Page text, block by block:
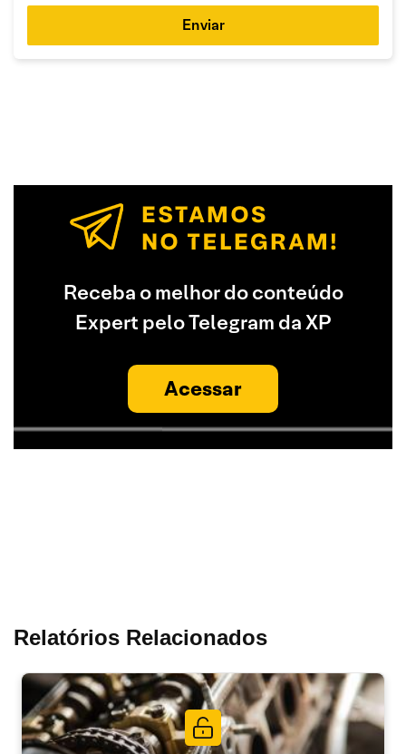
Enviar
Receba o melhor do conteúdo
Expert pelo Telegram da XP
Acessar
Relatórios Relacionados